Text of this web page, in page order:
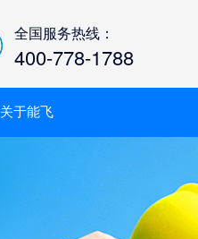
全国服务热线：
400-778-1788
关于能飞